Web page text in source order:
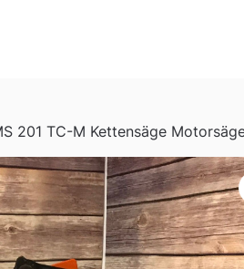
201 TC-M Kettensäge